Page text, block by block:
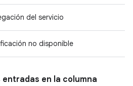
del servicio
no disponible
en la columna